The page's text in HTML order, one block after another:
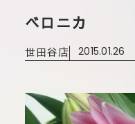
ベロニカ
世田谷店 2015.01.26
大田本店
大田新店
葛西店